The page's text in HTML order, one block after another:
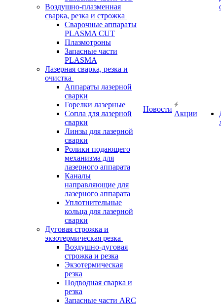
Воздушно-плазменная
сварка, резка и строжка
Сварочные аппараты
PLASMA CUT
Плазмотроны
Запасные части
PLASMA
Лазерная сварка, резка и
очистка
Аппараты лазерной
сварки
Горелки лазерные
Сопла для лазерной
сварки
Линзы для лазерной
сварки
Ролики подающего
механизма для
лазерного аппарата
Каналы
направляющие для
лазерного аппарата
Уплотнительные
кольца для лазерной
сварки
Дуговая строжка и
экзотермическая резка
Воздушно-дуговая
строжка и резка
Экзотермическая
резка
Подводная сварка и
резка
Запасные части ARC
Новости
Акции